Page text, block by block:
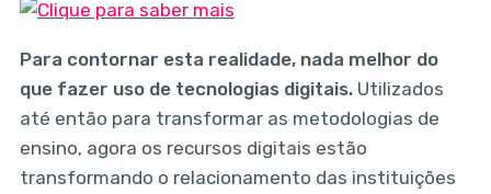
Para contornar esta realidade, nada melhor do
que fazer uso de tecnologias digitais.Utilizados
até então para transformar as metodologias de
ensino, agora os recursos digitais estão
transformando o relacionamento das instituições